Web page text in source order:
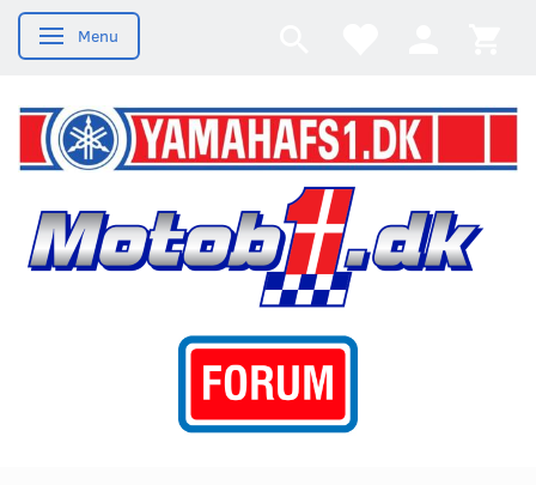
Skifte navigation
Menu